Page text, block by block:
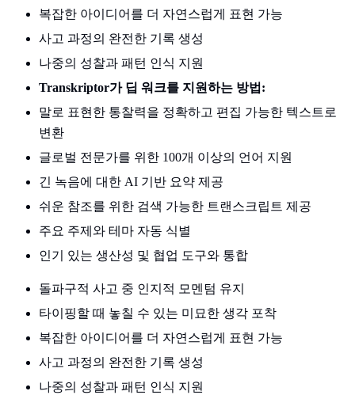
복잡한 아이디어를 더 자연스럽게 표현 가능
사고 과정의 완전한 기록 생성
나중의 성찰과 패턴 인식 지원
Transkriptor가 딥 워크를 지원하는 방법:
말로 표현한 통찰력을 정확하고 편집 가능한 텍스트로
변환
글로벌 전문가를 위한 100개 이상의 언어 지원
긴 녹음에 대한 AI 기반 요약 제공
쉬운 참조를 위한 검색 가능한 트랜스크립트 제공
주요 주제와 테마 자동 식별
인기 있는 생산성 및 협업 도구와 통합
돌파구적 사고 중 인지적 모멘텀 유지
타이핑할 때 놓칠 수 있는 미묘한 생각 포착
복잡한 아이디어를 더 자연스럽게 표현 가능
사고 과정의 완전한 기록 생성
나중의 성찰과 패턴 인식 지원